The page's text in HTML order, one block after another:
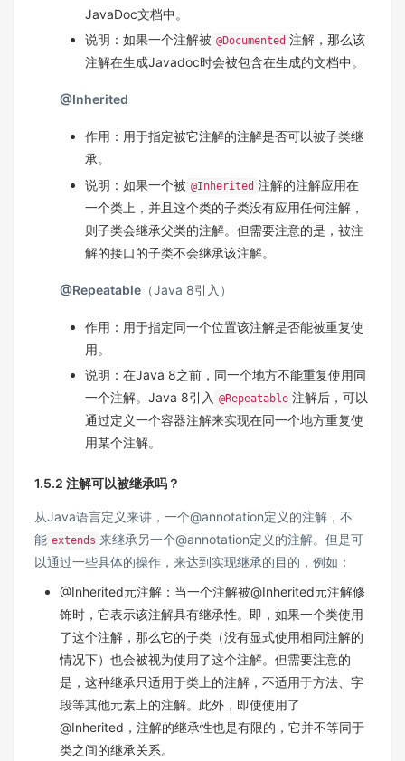
JavaDoc文档中。
说明：如果一个注解被 @Documented 注解，那么该
注解在生成Javadoc时会被包含在生成的文档中。
@Inherited
作用：用于指定被它注解的注解是否可以被子类继
承。
说明：如果一个被 @Inherited 注解的注解应用在
一个类上，并且这个类的子类没有应用任何注解，
则子类会继承父类的注解。但需要注意的是，被注
解的接口的子类不会继承该注解。
@Repeatable （Java 8引入）
作用：用于指定同一个位置该注解是否能被重复使
用。
说明：在Java 8之前，同一个地方不能重复使用同
一个注解。Java 8引入 @Repeatable 注解后，可以
通过定义一个容器注解来实现在同一个地方重复使
用某个注解。
1.5.2 注解可以被继承吗？
从Java语言定义来讲，一个@annotation定义的注解，不
能 extends 来继承另一个@annotation定义的注解。但是可
以通过一些具体的操作，来达到实现继承的目的，例如：
@Inherited元注解：当一个注解被@Inherited元注解修
饰时，它表示该注解具有继承性。即，如果一个类使用
了这个注解，那么它的子类（没有显式使用相同注解的
情况下）也会被视为使用了这个注解。但需要注意的
是，这种继承只适用于类上的注解，不适用于方法、字
段等其他元素上的注解。此外，即使使用了
@Inherited，注解的继承性也是有限的，它并不等同于
类之间的继承关系。